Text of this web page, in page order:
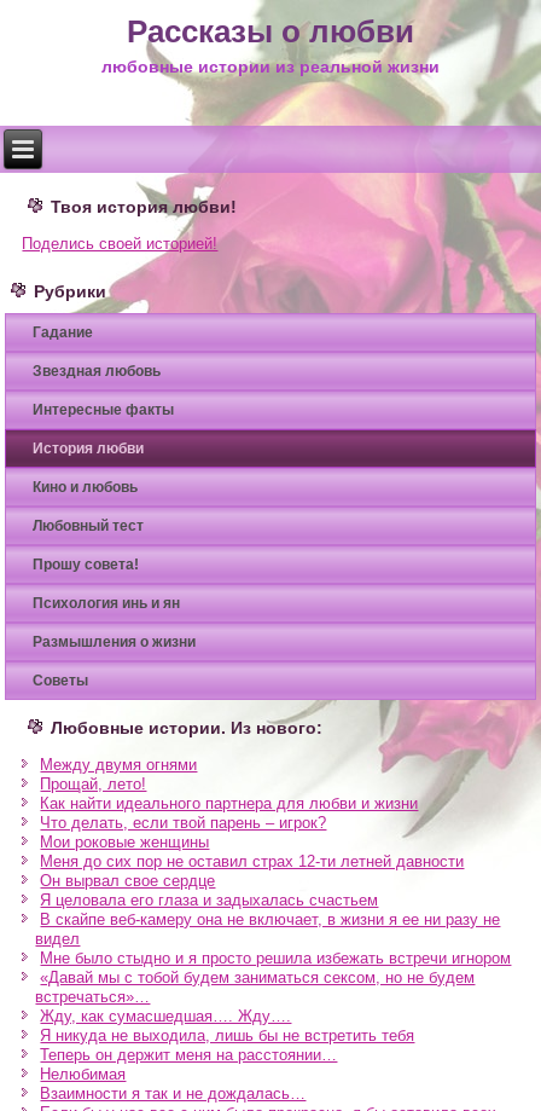
Рассказы о любви
любовные истории из реальной жизни
Твоя история любви!
Поделись своей историей!
Рубрики
Гадание
Звездная любовь
Интересные факты
История любви
Кино и любовь
Любовный тест
Прошу совета!
Психология инь и ян
Размышления о жизни
Советы
Любовные истории. Из нового:
Между двумя огнями
Прощай, лето!
Как найти идеального партнера для любви и жизни
Что делать, если твой парень – игрок?
Мои роковые женщины
Меня до сих пор не оставил страх 12-ти летней давности
Он вырвал свое сердце
Я целовала его глаза и задыхалась счастьем
В скайпе веб-камеру она не включает, в жизни я ее ни разу не
видел
Мне было стыдно и я просто решила избежать встречи игнором
«Давай мы с тобой будем заниматься сексом, но не будем
встречаться»…
Жду, как сумасшедшая…. Жду….
Я никуда не выходила, лишь бы не встретить тебя
Теперь он держит меня на расстоянии…
Нелюбимая
Взаимности я так и не дождалась…